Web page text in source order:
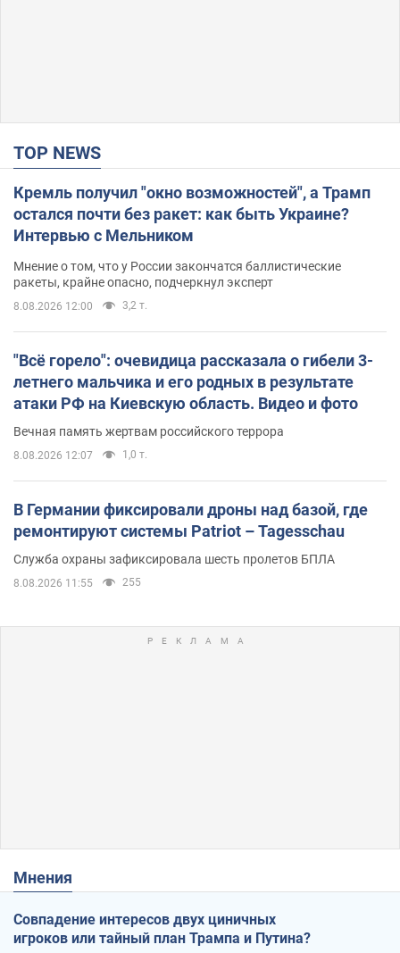
TOP NEWS
Кремль получил "окно возможностей", а Трамп
остался почти без ракет: как быть Украине?
Интервью с Мельником
Мнение о том, что у России закончатся баллистические
ракеты, крайне опасно, подчеркнул эксперт
8.08.2026 12:00 3,2 т.
"Всё горело": очевидица рассказала о гибели 3-
летнего мальчика и его родных в результате
атаки РФ на Киевскую область. Видео и фото
Вечная память жертвам российского террора
8.08.2026 12:07 1,0 т.
В Германии фиксировали дроны над базой, где
ремонтируют системы Patriot – Tagesschau
Служба охраны зафиксировала шесть пролетов БПЛА
8.08.2026 11:55 255
Мнения
Совпадение интересов двух циничных
игроков или тайный план Трампа и Путина?